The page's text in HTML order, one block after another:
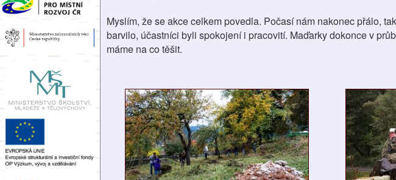
Myslím, že se akce celkem povedla. Počasí nám nakonec přálo,
barvilo, účastníci byli spokojení i pracovití. Maďarky dokonce v
máme na co těšit.